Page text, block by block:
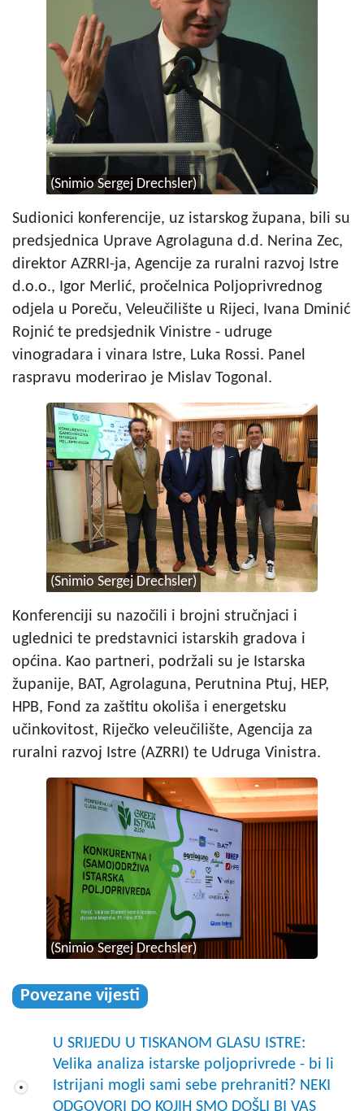
(Snimio Sergej Drechsler)
Sudionici konferencije, uz istarskog župana, bili su
predsjednica Uprave Agrolaguna d.d. Nerina Zec,
direktor AZRRI-ja, Agencije za ruralni razvoj Istre
d.o.o., Igor Merlić, pročelnica Poljoprivrednog
odjela u Poreču, Veleučilište u Rijeci, Ivana Dminić
Rojnić te predsjednik Vinistre - udruge
vinogradara i vinara Istre, Luka Rossi. Panel
raspravu moderirao je Mislav Togonal.
(Snimio Sergej Drechsler)
Konferenciji su nazočili i brojni stručnjaci i
uglednici te predstavnici istarskih gradova i
općina. Kao partneri, podržali su je Istarska
županije, BAT, Agrolaguna, Perutnina Ptuj, HEP,
HPB, Fond za zaštitu okoliša i energetsku
učinkovitost, Riječko veleučilište, Agencija za
ruralni razvoj Istre (AZRRI) te Udruga Vinistra.
(Snimio Sergej Drechsler)
Povezane vijesti
U SRIJEDU U TISKANOM GLASU ISTRE:
Velika analiza istarske poljoprivrede - bi li
Istrijani mogli sami sebe prehraniti? NEKI
ODGOVORI DO KOJIH SMO DOŠLI BI VAS